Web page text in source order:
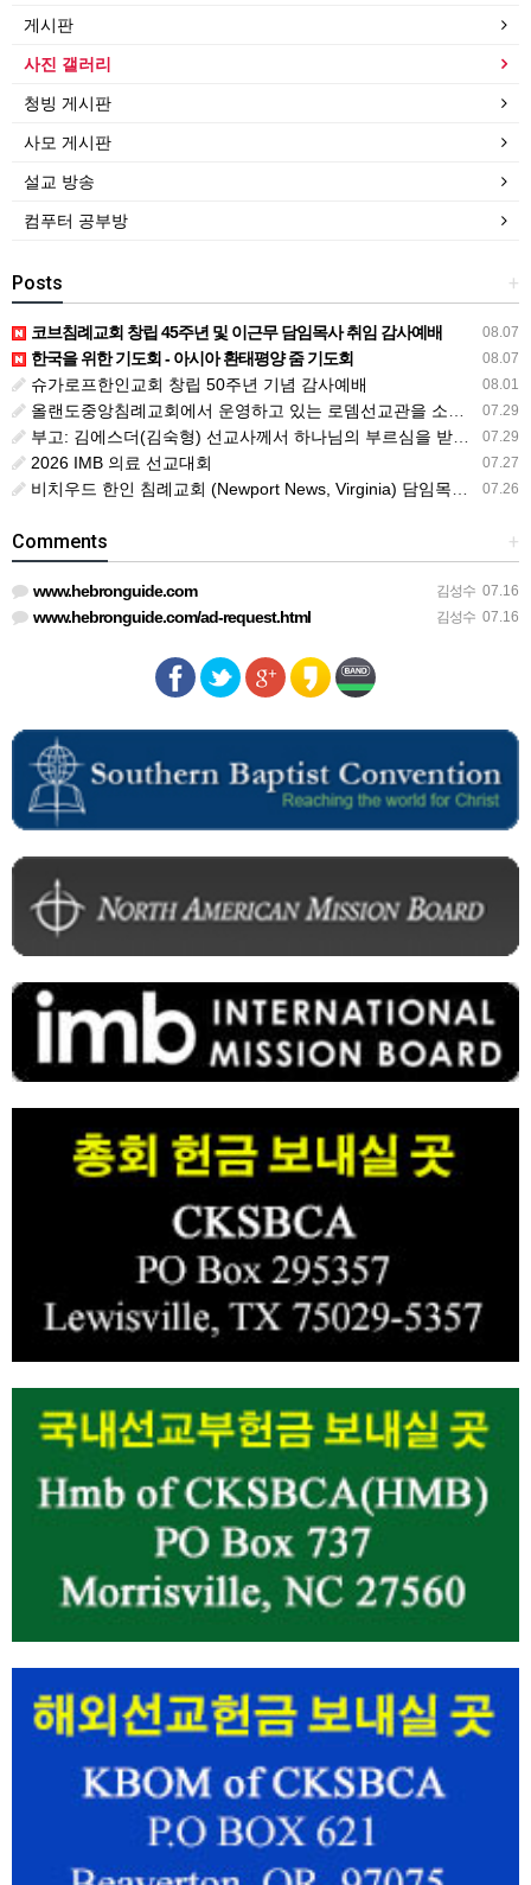
게시판
사진 갤러리
청빙 게시판
사모 게시판
설교 방송
컴푸터 공부방
+
Posts
08.07
코브침례교회 창립 45주년 및 이근무 담임목사 취임 감사예배
08.07
한국을 위한 기도회 - 아시아 환태평양 줌 기도회
08.01
슈가로프한인교회 창립 50주년 기념 감사예배
07.29
올랜도중앙침례교회에서 운영하고 있는 로뎀선교관을 소개해 드립니다
07.29
부고: 김에스더(김숙형) 선교사께서 하나님의 부르심을 받았습니다.
07.27
2026 IMB 의료 선교대회
07.26
비치우드 한인 침례교회 (Newport News, Virginia) 담임목사 청빙
+
Comments
김성수 07.16
www.hebronguide.com
김성수 07.16
www.hebronguide.com/ad-request.html